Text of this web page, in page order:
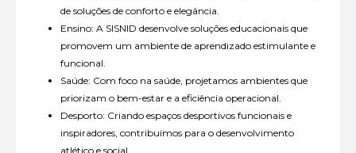
de soluções de conforto e elegância.
Ensino: A SISNID desenvolve soluções educacionais que
promovem um ambiente de aprendizado estimulante e
funcional.
Saúde: Com foco na saúde, projetamos ambientes que
priorizam o bem-estar e a eficiência operacional.
Desporto: Criando espaços desportivos funcionais e
inspiradores, contribuímos para o desenvolvimento
atlético e social.